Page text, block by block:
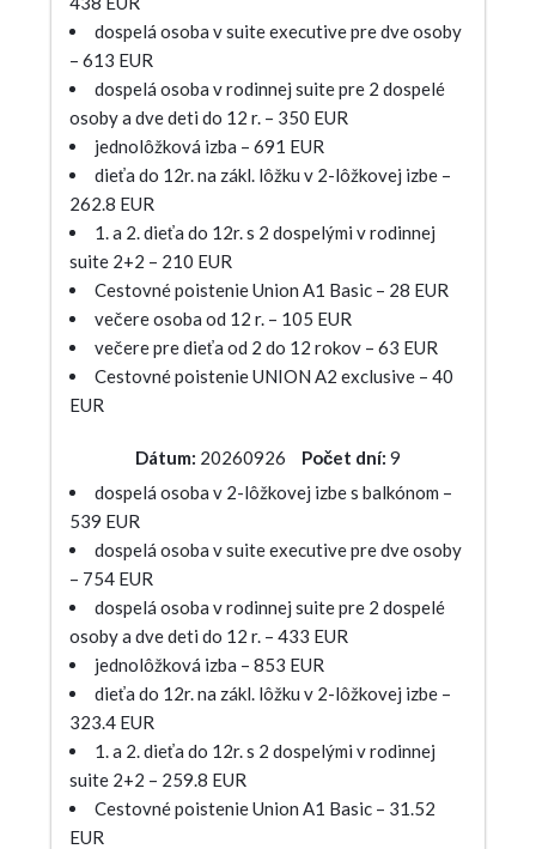
dospelá osoba v suite executive pre dve osoby
– 613 EUR
dospelá osoba v rodinnej suite pre 2 dospelé
osoby a dve deti do 12 r. – 350 EUR
jednolôžková izba – 691 EUR
dieťa do 12r. na zákl. lôžku v 2-lôžkovej izbe –
262.8 EUR
1. a 2. dieťa do 12r. s 2 dospelými v rodinnej
suite 2+2 – 210 EUR
Cestovné poistenie Union A1 Basic – 28 EUR
večere osoba od 12 r. – 105 EUR
večere pre dieťa od 2 do 12 rokov – 63 EUR
Cestovné poistenie UNION A2 exclusive – 40
EUR
Dátum: 20260926 Počet dní: 9
dospelá osoba v 2-lôžkovej izbe s balkónom –
539 EUR
dospelá osoba v suite executive pre dve osoby
– 754 EUR
dospelá osoba v rodinnej suite pre 2 dospelé
osoby a dve deti do 12 r. – 433 EUR
jednolôžková izba – 853 EUR
dieťa do 12r. na zákl. lôžku v 2-lôžkovej izbe –
323.4 EUR
1. a 2. dieťa do 12r. s 2 dospelými v rodinnej
suite 2+2 – 259.8 EUR
Cestovné poistenie Union A1 Basic – 31.52
EUR